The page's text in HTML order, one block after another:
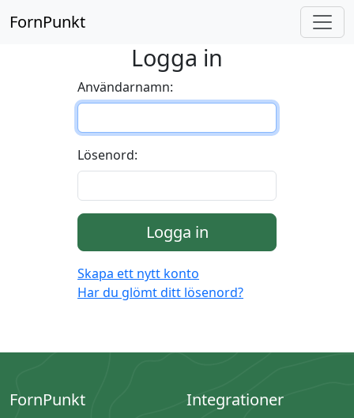
FornPunkt
Logga in
Användarnamn:
Lösenord:
Logga in
Skapa ett nytt konto
Har du glömt ditt lösenord?
FornPunkt Integrationer